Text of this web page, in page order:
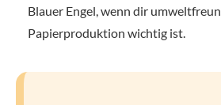
Blauer Engel, wenn dir
Papierproduktion wichtig ist.